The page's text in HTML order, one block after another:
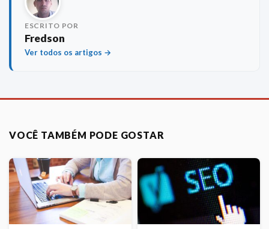
ESCRITO POR
Fredson
Ver todos os artigos →
VOCÊ TAMBÉM PODE GOSTAR